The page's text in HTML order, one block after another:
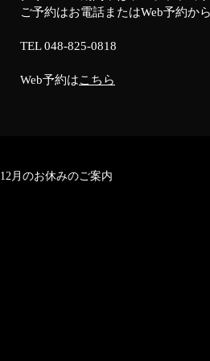
ご予約はお電話またはWeb予約か
TEL048-825-0818
Web予約はこちら
12月のお休みのご案内